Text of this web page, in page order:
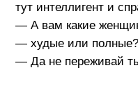
тут интеллигент и
— А вам какие
— худые или полные?
— Да не переживай